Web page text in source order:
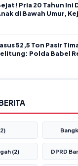
Pria 20 Tahun Ini
di Bawah Umur,
52,5 Ton Pasir
Polda Babel
(2) DPRD